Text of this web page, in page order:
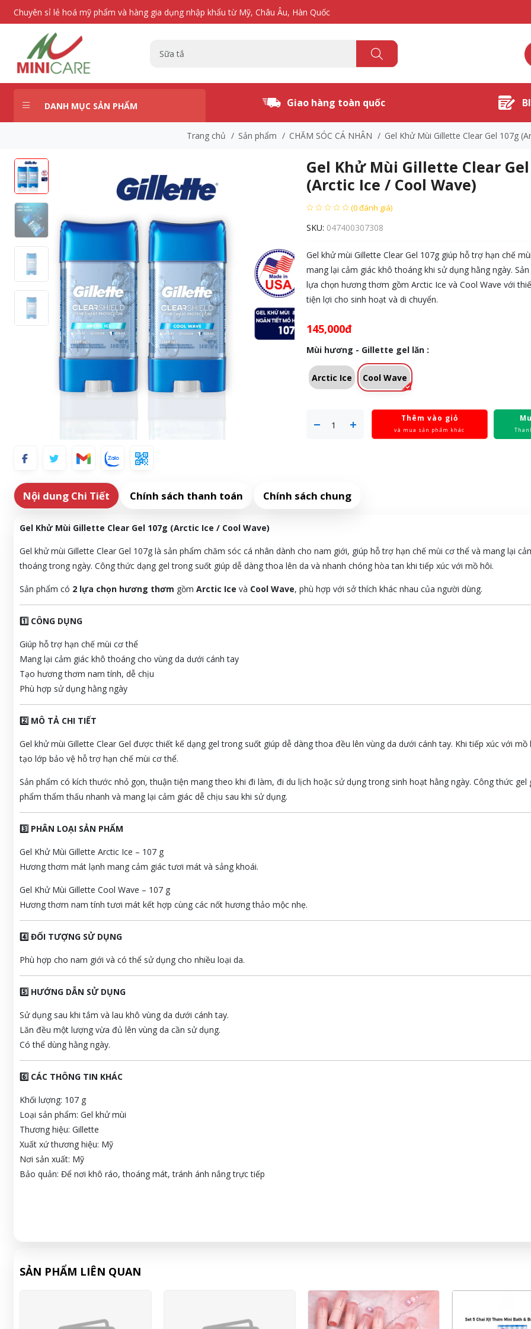
Chuyên sỉ lẻ hoá mỹ phẩm và hàng gia dụng nhập khẩu từ Mỹ, Châu Âu, Hàn Quốc
DANH MỤC SẢN PHẨM Giao hàng toàn quốc
Trang chủ / Sản phẩm / CHĂM SÓC CÁ NHÂN / Gel Khử Mùi Gillette Clear Gel 107g
Gel Khử Mùi Gillette Clear Gel
(Arctic Ice / Cool Wave)
(0 đánh giá)
SKU: 047400307308
Gel khử mùi Gillette Clear Gel 107g giúp hỗ trợ hạn chế
mang lại cảm giác khô thoáng khi sử dụng hằng ngày.
lựa chọn hương thơm gồm Arctic Ice và Cool Wave với
tiện lợi cho sinh hoạt và di chuyển.
145,000đ
Mùi hương - Gillette gel lăn :
Arctic Ice Cool Wave
Thêm vào giỏ
và mua sản phẩm khác
Nội dung Chi Tiết Chính sách thanh toán Chính sách chung
Gel Khử Mùi Gillette Clear Gel 107g (Arctic Ice / Cool Wave)
Gel khử mùi Gillette Clear Gel 107g là sản phẩm chăm sóc cá nhân dành cho nam giới, giúp hỗ trợ hạn chế mùi cơ thể và mang lại
thoáng trong ngày. Công thức dạng gel trong suốt giúp dễ dàng thoa lên da và nhanh chóng hòa tan khi tiếp xúc với mồ hôi.
Sản phẩm có 2 lựa chọn hương thơm gồm Arctic Ice và Cool Wave, phù hợp với sở thích khác nhau của người dùng.
1️⃣ CÔNG DỤNG
Giúp hỗ trợ hạn chế mùi cơ thể
Mang lại cảm giác khô thoáng cho vùng da dưới cánh tay
Tạo hương thơm nam tính, dễ chịu
Phù hợp sử dụng hằng ngày
2️⃣ MÔ TẢ CHI TIẾT
Gel khử mùi Gillette Clear Gel được thiết kế dạng gel trong suốt giúp dễ dàng thoa đều lên vùng da dưới cánh tay. Khi tiếp xúc với mồ
tạo lớp bảo vệ hỗ trợ hạn chế mùi cơ thể.
Sản phẩm có kích thước nhỏ gọn, thuận tiện mang theo khi đi làm, đi du lịch hoặc sử dụng trong sinh hoạt hằng ngày. Công thức gel
phẩm thẩm thấu nhanh và mang lại cảm giác dễ chịu sau khi sử dụng.
3️⃣ PHÂN LOẠI SẢN PHẨM
Gel Khử Mùi Gillette Arctic Ice – 107 g
Hương thơm mát lạnh mang cảm giác tươi mát và sảng khoái.
Gel Khử Mùi Gillette Cool Wave – 107 g
Hương thơm nam tính tươi mát kết hợp cùng các nốt hương thảo mộc nhẹ.
4️⃣ ĐỐI TƯỢNG SỬ DỤNG
Phù hợp cho nam giới và có thể sử dụng cho nhiều loại da.
5️⃣ HƯỚNG DẪN SỬ DỤNG
Sử dụng sau khi tắm và lau khô vùng da dưới cánh tay.
Lăn đều một lượng vừa đủ lên vùng da cần sử dụng.
Có thể dùng hằng ngày.
6️⃣ CÁC THÔNG TIN KHÁC
Khối lượng: 107 g
Loại sản phẩm: Gel khử mùi
Thương hiệu: Gillette
Xuất xứ thương hiệu: Mỹ
Nơi sản xuất: Mỹ
Bảo quản: Để nơi khô ráo, thoáng mát, tránh ánh nắng trực tiếp
SẢN PHẨM LIÊN QUAN